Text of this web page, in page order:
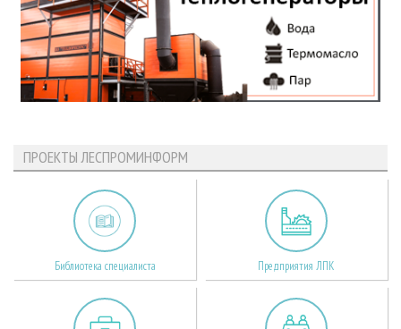
ПРОЕКТЫ ЛЕСПРОМИНФОРМ
Библиотека специалиста Предприятия ЛПК